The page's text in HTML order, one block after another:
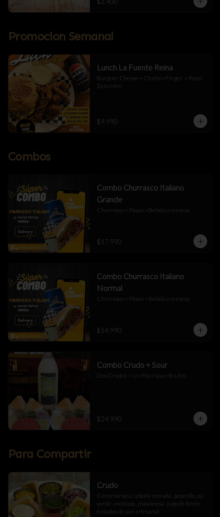
Promocion Semanal
Lunch La Fuente Reina
Burguer Chesse + Chicken Finger  + Pepsi
Zero Mini
$9.990
Combos
Combo Churrasco Italiano
Grande
Churrasco + Papas +Bebida o cerveza
$17.990
Combo Churrasco Italiano
Normal
Churrasco + Papas +Bebida o cerveza
$14.990
Combo Crudo + Sour
Dos Crudos + Un Pisco Sour de Litro
$24.990
Para Compartir
Crudo
Carne tartara, cebolla morada , pepinillo, aji
verde , mostaza , mayonesa , jugo de limón ,
tostadas de pan artesanal